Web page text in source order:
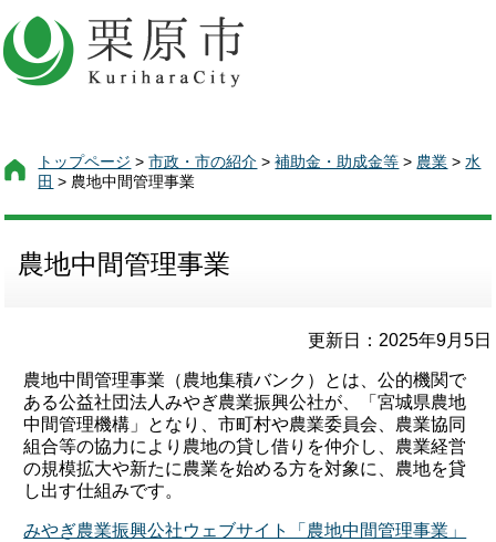
トップページ >市政・市の紹介 >補助金・助成金等 > 農業 >水
田 > 農地中間管理事業
農地中間管理事業
更新日：2025年9月5日
農地中間管理事業（農地集積バンク）とは、公的機関で
ある公益社団法人みやぎ農業振興公社が、「宮城県農地
中間管理機構」となり、市町村や農業委員会、農業協同
組合等の協力により農地の貸し借りを仲介し、農業経営
の規模拡大や新たに農業を始める方を対象に、農地を貸
し出す仕組みです。
みやぎ農業振興公社ウェブサイト「農地中間管理事業」